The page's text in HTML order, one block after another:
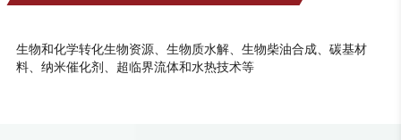
生物和化学转化生物资源、生物质水解、生物柴油合成、碳基材
料、纳米催化剂、超临界流体和水热技术等